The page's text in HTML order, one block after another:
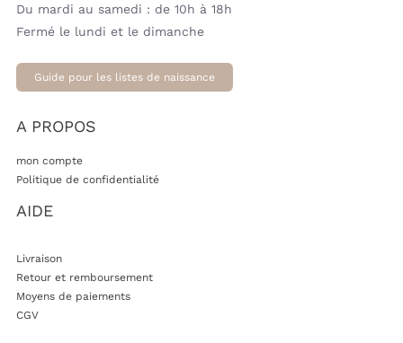
Du mardi au samedi : de 10h à 18h
Fermé le lundi et le dimanche
Guide pour les listes de naissance
A PROPOS
mon compte
Politique de confidentialité
AIDE
Livraison
Retour et remboursement
Moyens de paiements
CGV